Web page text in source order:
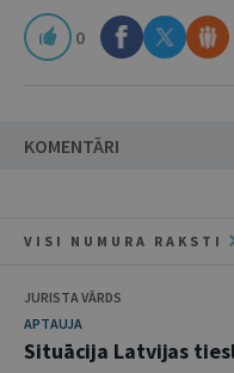
0
KOMENTĀRI
VISI NUMURA RAKSTI
JURISTA VĀRDS
APTAUJA
Situācija Latvijas